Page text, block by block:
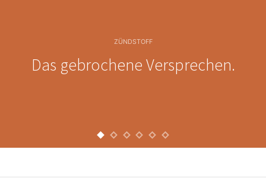
ZÜNDSTOFF
Das gebrochene Versprechen.